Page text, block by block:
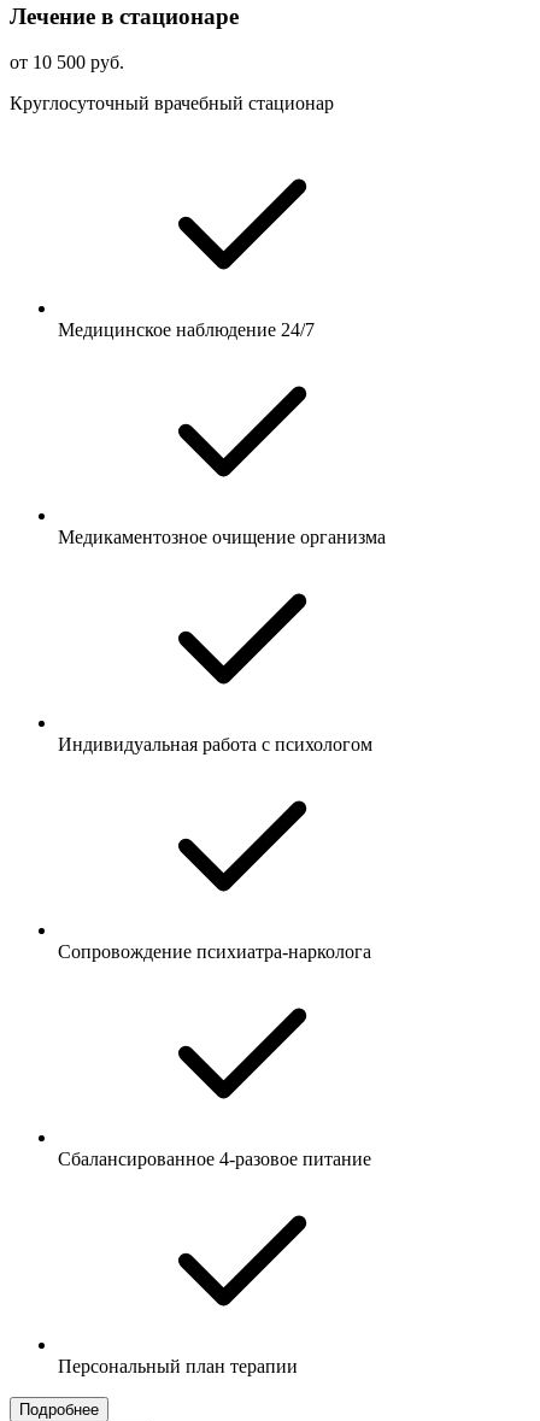
Лечение в стационаре
от 10 500 руб.
Круглосуточный врачебный стационар
Медицинское наблюдение 24/7
Медикаментозное очищение организма
Индивидуальная работа с психологом
Сопровождение психиатра-нарколога
Сбалансированное 4-разовое питание
Персональный план терапии
Подробнее